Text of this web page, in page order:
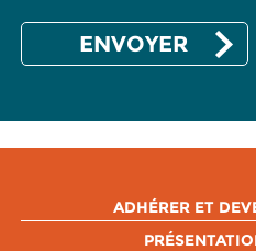
ADHÉRER ET